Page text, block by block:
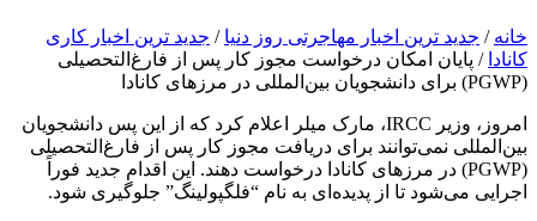
خانه / جدید ترین اخبار مهاجرتی روز دنیا / جدید ترین اخبار کاری
کانادا / پایان امکان درخواست مجوز کار پس از فارغ‌التحصیلی
(PGWP) برای دانشجویان بین‌المللی در مرزهای کانادا
امروز، وزیر IRCC، مارک میلر اعلام کرد که از این پس دانشجویان
بین‌المللی نمی‌توانند برای دریافت مجوز کار پس از فارغ‌التحصیلی
(PGWP) در مرزهای کانادا درخواست دهند. این اقدام جدید فوراً
اجرایی می‌شود تا از پدیده‌ای به نام “فلگپولینگ” جلوگیری شود.